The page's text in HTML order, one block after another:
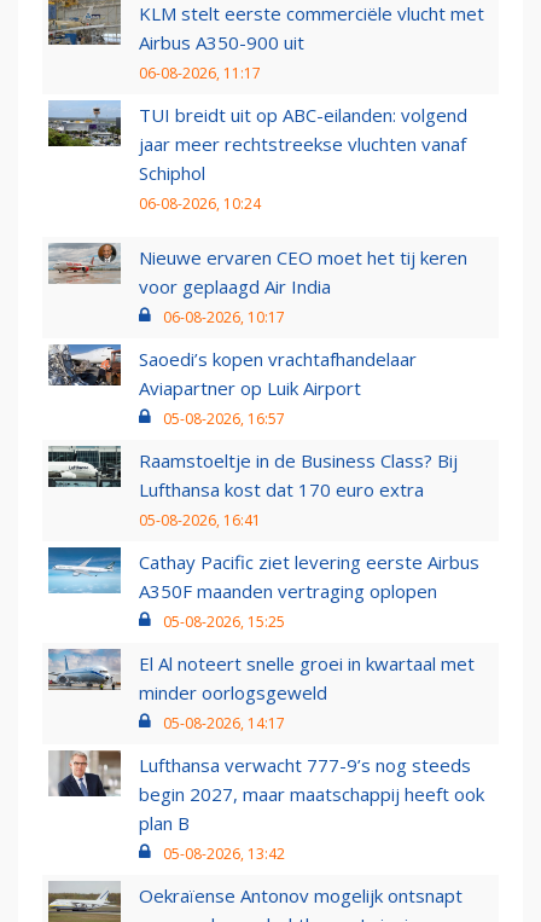
KLM stelt eerste commerciële vlucht met
Airbus A350-900 uit
06-08-2026, 11:17
TUI breidt uit op ABC-eilanden: volgend
jaar meer rechtstreekse vluchten vanaf
Schiphol
06-08-2026, 10:24
Nieuwe ervaren CEO moet het tij keren
voor geplaagd Air India
06-08-2026, 10:17
Saoedi’s kopen vrachtafhandelaar
Aviapartner op Luik Airport
05-08-2026, 16:57
Raamstoeltje in de Business Class? Bij
Lufthansa kost dat 170 euro extra
05-08-2026, 16:41
Cathay Pacific ziet levering eerste Airbus
A350F maanden vertraging oplopen
05-08-2026, 15:25
El Al noteert snelle groei in kwartaal met
minder oorlogsgeweld
05-08-2026, 14:17
Lufthansa verwacht 777-9’s nog steeds
begin 2027, maar maatschappij heeft ook
plan B
05-08-2026, 13:42
Oekraïense Antonov mogelijk ontsnapt